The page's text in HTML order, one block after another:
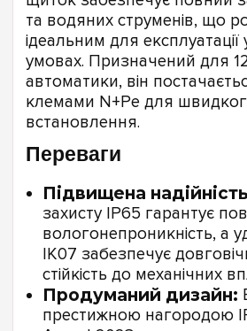
та водяних струменів, що
ідеальним для
умовах. Призначений для
автоматики, він
клемами N+Pe для
встановлення.
Переваги
Підвищена
захисту IP65 гарантує
вологонепроникність, а
IK07 забезпечує
стійкість до механічних
Продуманий дизайн:
престижною нагородою